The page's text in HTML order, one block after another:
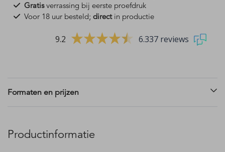
Gratisverrassing bij eerste proefdruk
Voor 18 uur besteld; directin productie
9.2 6.337 reviews
Formaten en prijzen
Productinformatie